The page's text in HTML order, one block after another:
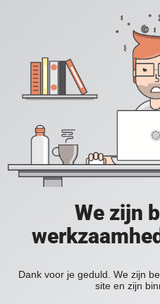
We zijn
Dank voor je geduld. We zijn
site en zijn